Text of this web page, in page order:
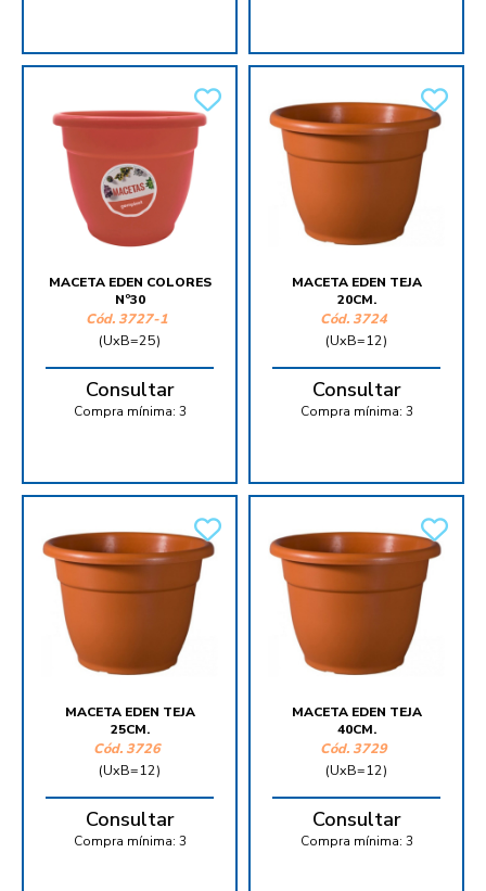
MACETA EDEN COLORES
Nº30
Cód. 3727-1
(UxB=25)
Consultar
Compra mínima: 3
MACETA EDEN TEJA
20CM.
Cód. 3724
(UxB=12)
Consultar
Compra mínima: 3
MACETA EDEN TEJA
25CM.
Cód. 3726
(UxB=12)
Consultar
Compra mínima: 3
MACETA EDEN TEJA
40CM.
Cód. 3729
(UxB=12)
Consultar
Compra mínima: 3